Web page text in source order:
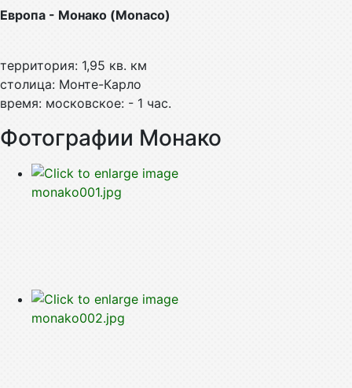
Европа - Монако (Monaco)
территория: 1,95 кв. км
столица: Монте-Карло
время: московское: - 1 час.
Фотографии Монако